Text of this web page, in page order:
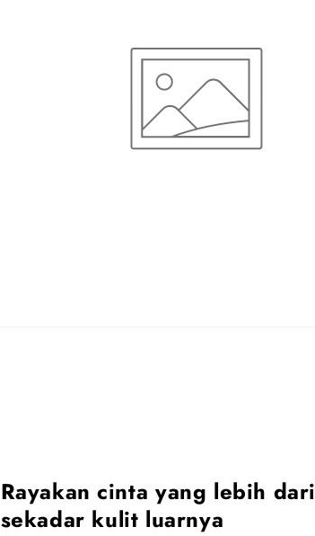
Rayakan cinta yang lebih dari
sekadar kulit luarnya